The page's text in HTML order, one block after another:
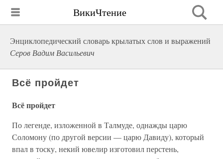
ВикиЧтение
Энциклопедический словарь крылатых слов и выражений
Серов Вадим Васильевич
Всё пройдет
Всё пройдет
По легенде, изложенной в Талмуде, однажды царю
Соломону (по другой версии — царю Давиду), который
впал в тоску, некий ювелир изготовил перстень,